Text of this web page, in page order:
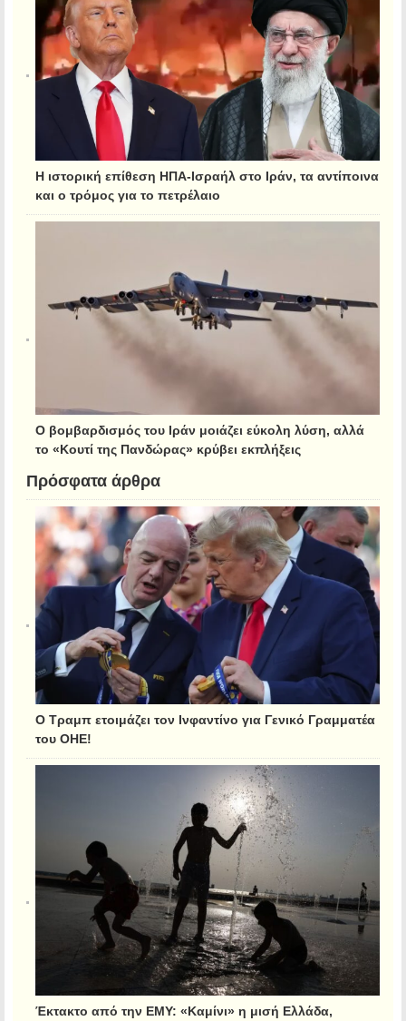
Η ιστορική επίθεση ΗΠΑ-Ισραήλ στο Ιράν, τα αντίποινα
και ο τρόμος για το πετρέλαιο
Ο βομβαρδισμός του Ιράν μοιάζει εύκολη λύση, αλλά
το «Κουτί της Πανδώρας» κρύβει εκπλήξεις
Πρόσφατα άρθρα
Ο Τραμπ ετοιμάζει τον Ινφαντίνο για Γενικό Γραμματέα
του ΟΗΕ!
Έκτακτο από την ΕΜΥ: «Καμίνι» η μισή Ελλάδα,